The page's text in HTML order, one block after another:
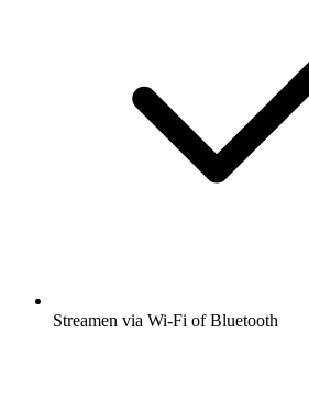
Streamen via Wi-Fi of Bluetooth